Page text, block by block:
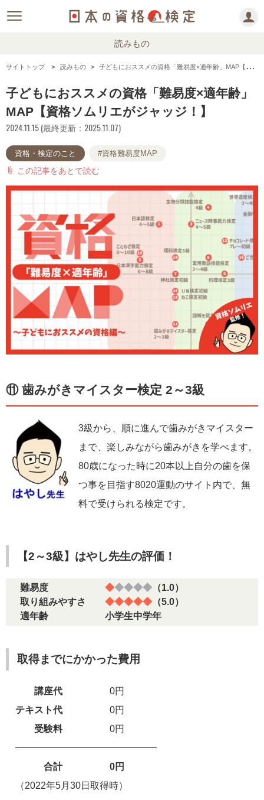
読みもの
サイトトップ 読みもの 子どもにおススメの資格「難易度×適年齢」MAP【資格ソムリエがジャッジ！】
子どもにおススメの資格「難易度×適年齢」
MAP【資格ソムリエがジャッジ！】
2024.11.15 (最終更新：2025.11.07)
資格・検定のこと #資格難易度MAP
attach_file この記事をあとで読む
⑪ 歯みがきマイスター検定 2～3級
3級から、順に進んで歯みがきマイスター
まで、楽しみながら歯みがきを学べます。
80歳になった時に20本以上自分の歯を保
つ事を目指す8020運動のサイト内で、無
料で受けられる検定です。
【2～3級】はやし先生の評価！
難易度 ◆◆◆◆◆ （1.0）
取り組みやすさ ◆◆◆◆◆ （5.0）
適年齢 小学生中学年
取得までにかかった費用
講座代 0円
テキスト代 0円
受験料0円
━━━━━━━━━━━━━━━
合計 0円
（2022年5月30日取得時）